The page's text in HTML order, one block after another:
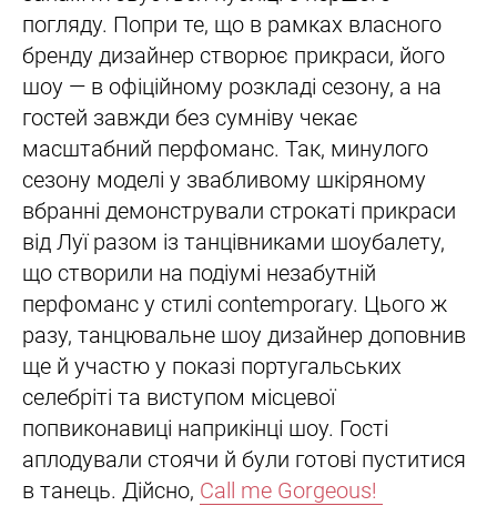
погляду. Попри те, що в рамках власного
бренду дизайнер створює прикраси, його
шоу — в офіційному розкладі сезону, а на
гостей завжди без сумніву чекає
масштабний перфоманс. Так, минулого
сезону моделі у звабливому шкіряному
вбранні демонстрували строкаті прикраси
від Луї разом із танцівниками шоубалету,
що створили на подіумі незабутній
перфоманс у стилі contemporary. Цього ж
разу, танцювальне шоу дизайнер доповнив
ще й участю у показі португальських
селебріті та виступом місцевої
попвиконавиці наприкінці шоу. Гості
аплодували стоячи й були готові пуститися
в танець. Дійсно, Call me Gorgeous!